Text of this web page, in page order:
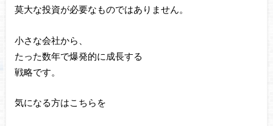
莫大な投資が必要なものではありません。
小さな会社から、
たった数年で爆発的に成長する
戦略です。
気になる方はこちらを